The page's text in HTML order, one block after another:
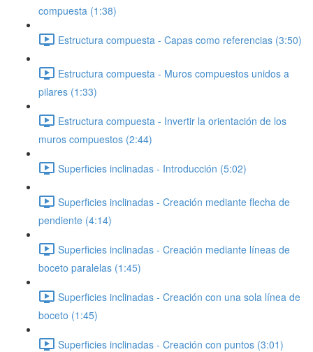
compuesta (1:38)
Estructura compuesta - Capas como referencias (3:50)
Estructura compuesta - Muros compuestos unidos a
pilares (1:33)
Estructura compuesta - Invertir la orientación de los
muros compuestos (2:44)
Superficies inclinadas - Introducción (5:02)
Superficies inclinadas - Creación mediante flecha de
pendiente (4:14)
Superficies inclinadas - Creación mediante líneas de
boceto paralelas (1:45)
Superficies inclinadas - Creación con una sola línea de
boceto (1:45)
Superficies inclinadas - Creación con puntos (3:01)